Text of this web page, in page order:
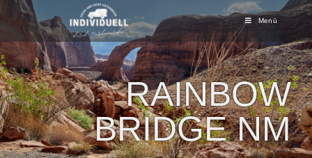
Menü
RAINBOW
BRIDGE NM